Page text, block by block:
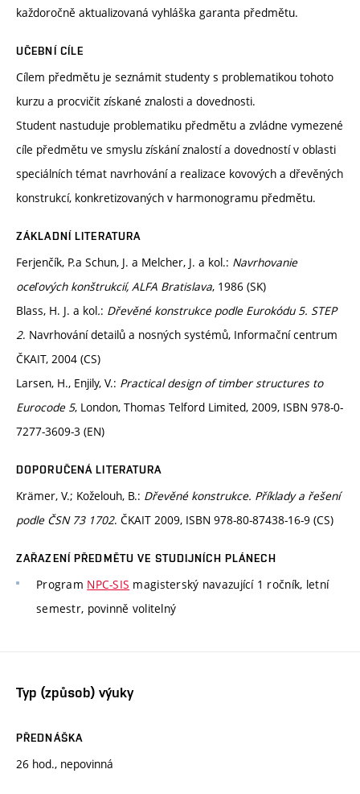
každoročně aktualizovaná vyhláška garanta předmětu.
UČEBNÍ CÍLE
Cílem předmětu je seznámit studenty s problematikou tohoto
kurzu a procvičit získané znalosti a dovednosti.
Student nastuduje problematiku předmětu a zvládne vymezené
cíle předmětu ve smyslu získání znalostí a dovedností v oblasti
speciálních témat navrhování a realizace kovových a dřevěných
konstrukcí, konkretizovaných v harmonogramu předmětu.
ZÁKLADNÍ LITERATURA
Ferjenčík, P.a Schun, J. a Melcher, J. a kol.: Navrhovanie
oceľových konštrukcií, ALFA Bratislava, 1986 (SK)
Blass, H. J. a kol.: Dřevěné konstrukce podle Eurokódu 5. STEP
2. Navrhování detailů a nosných systémů, Informační centrum
ČKAIT, 2004 (CS)
Larsen, H., Enjily, V.: Practical design of timber structures to
Eurocode 5, London, Thomas Telford Limited, 2009, ISBN 978-0-
7277-3609-3 (EN)
DOPORUČENÁ LITERATURA
Krämer, V.; Koželouh, B.: Dřevěné konstrukce. Příklady a řešení
podle ČSN 73 1702. ČKAIT 2009, ISBN 978-80-87438-16-9 (CS)
ZAŘAZENÍ PŘEDMĚTU VE STUDIJNÍCH PLÁNECH
Program NPC-SIS magisterský navazující 1 ročník, letní
semestr, povinně volitelný
Typ (způsob) výuky
PŘEDNÁŠKA
26 hod., nepovinná